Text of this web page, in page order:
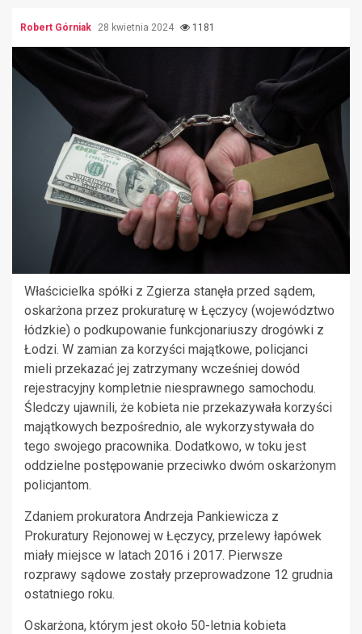
Robert Górniak 28 kwietnia 2024 1181
Właścicielka spółki z Zgierza stanęła przed sądem,
oskarżona przez prokuraturę w Łęczycy (województwo
łódzkie) o podkupowanie funkcjonariuszy drogówki z
Łodzi. W zamian za korzyści majątkowe, policjanci
mieli przekazać jej zatrzymany wcześniej dowód
rejestracyjny kompletnie niesprawnego samochodu.
Śledczy ujawnili, że kobieta nie przekazywała korzyści
majątkowych bezpośrednio, ale wykorzystywała do
tego swojego pracownika. Dodatkowo, w toku jest
oddzielne postępowanie przeciwko dwóm oskarżonym
policjantom.
Zdaniem prokuratora Andrzeja Pankiewicza z
Prokuratury Rejonowej w Łęczycy, przelewy łapówek
miały miejsce w latach 2016 i 2017. Pierwsze
rozprawy sądowe zostały przeprowadzone 12 grudnia
ostatniego roku.
Oskarżona, którym jest około 50-letnia kobieta